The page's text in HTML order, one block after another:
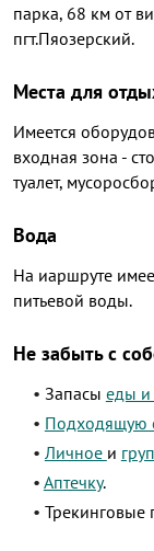
парка, 68 км от
пгт.Пяозерский.
Места для
Имеется
входная зона -
туалет,
Вода
На иаршруте
питьевой воды.
Не забыть с
Запасы еды и
Подходящую
Личное и
Аптечку.
Трекинговые